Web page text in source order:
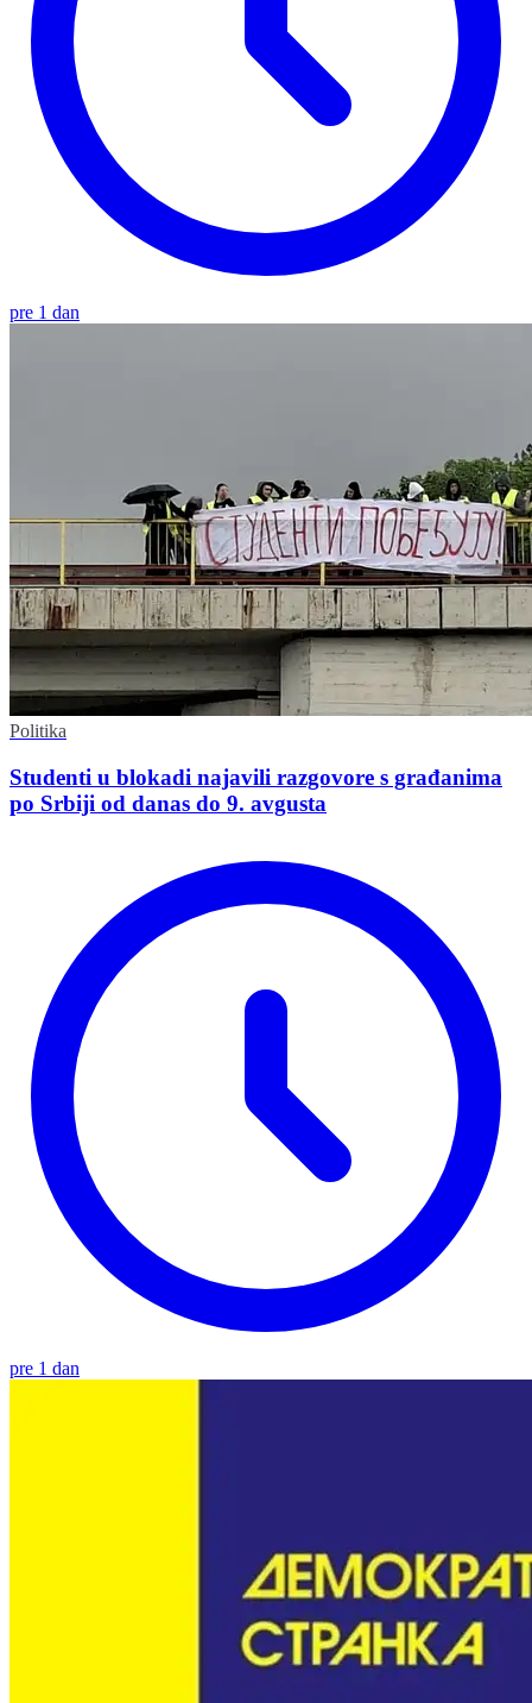
pre 1 dan
Politika
Studenti u blokadi najavili razgovore s građanima
po Srbiji od danas do 9. avgusta
pre 1 dan